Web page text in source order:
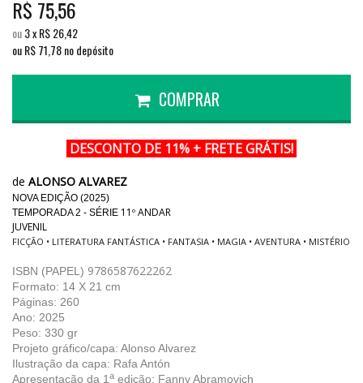
R$ 75,56
ou3xR$26,42
ou R$71,78no depósito
COMPRAR
DESCONTO DE 11% + FRETE GRÁTIS!
de ALONSO ALVAREZ
NOVA EDIÇÃO (2025)
TEMPORADA 2 - SÉRIE 11º ANDAR
JUVENIL
FICÇÃO • LITERATURA FANTÁSTICA • FANTASIA • MAGIA • AVENTURA • MISTÉRIO
ISBN (PAPEL) 9786587622262
Formato: 14 X 21 cm
Páginas: 260
Ano: 2025
Peso: 330 gr
Projeto gráfico/capa: Alonso Alvarez
Ilustração da capa: Rafa Antón
Apresentação da 1 a edição: Fanny Abramovich